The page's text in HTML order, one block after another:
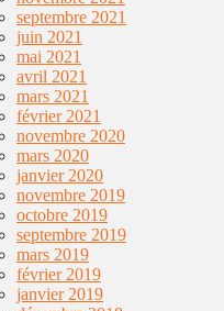
septembre 2021
juin 2021
mai 2021
avril 2021
mars 2021
février 2021
novembre 2020
mars 2020
janvier 2020
novembre 2019
octobre 2019
septembre 2019
mars 2019
février 2019
janvier 2019